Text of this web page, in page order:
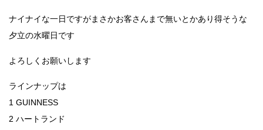
ナイナイな一日ですがまさかお客さんまで無いとかあり得そうな
夕立の水曜日です
よろしくお願いします
ラインナップは
1 GUINNESS
2 ハートランド